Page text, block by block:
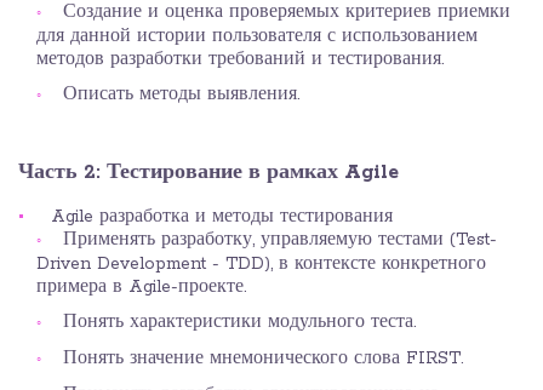
Создание и оценка проверяемых критериев приемки
для данной истории пользователя с использованием
методов разработки требований и тестирования.
Описать методы выявления.
Часть 2: Тестирование в рамках Agile
Agile разработка и методы тестирования
Применять разработку, управляемую тестами (Test-
Driven Development - TDD), в контексте конкретного
примера в Agile-проекте.
Понять характеристики модульного теста.
Понять значение мнемонического слова FIRST.